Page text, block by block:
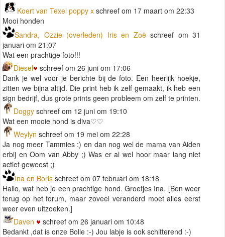
Koert van Texel poppy x schreef om 17 maart om 22:33
Mooi honden
Sandra, Ozzie (overleden) Iris en Zoëschreef om 31
januari om 21:07
Wat een prachtige foto!!!
Diesel
schreef om 26 juni om 17:06
Dank je wel voor je berichte bij de foto. Een heerlijk hoekje,
zitten we bijna altijd. Die print heb ik zelf gemaakt, ik heb een
sign bedrijf, dus grote prints geen probleem om zelf te printen.
Doggy schreef om 12 juni om 19:10
Wat een mooie hond is diva♡♡
Weylyn schreef om 19 mei om 22:28
Ja nog meer Tammies :) en dan nog wel de mama van Aiden
erbij en Oom van Abby ;) Was er al wel hoor maar lang niet
actief geweest ;)
Ina en Boris schreef om 07 februari om 18:18
Hallo, wat heb je een prachtige hond. Groetjes Ina. [Ben weer
terug op het forum, maar zoveel veranderd moet alles eerst
weer even uitzoeken.]
Daven
schreef om 26 januari om 10:48
Bedankt ,dat is onze Bolle :-) Jou labje is ook schitterend :-)